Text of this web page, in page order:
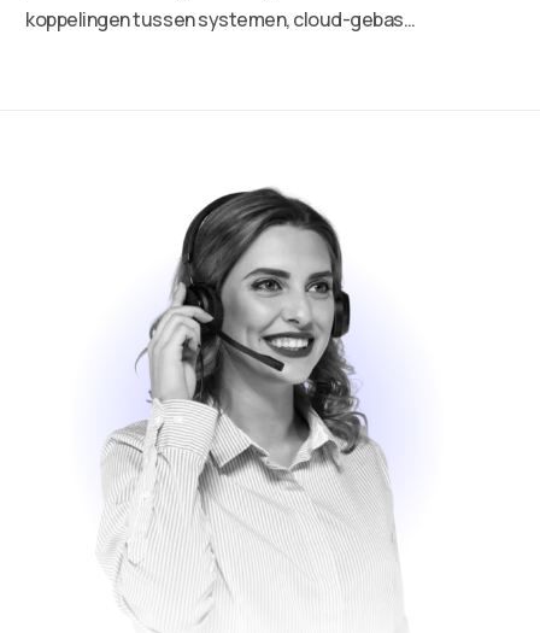
koppelingen tussen systemen, cloud-gebas…